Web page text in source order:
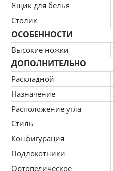
Ящик для белья
Столик
ОСОБЕННОСТИ
Высокие ножки
ДОПОЛНИТЕЛЬНО
Раскладной
Назначение
Расположение угла
Стиль
Конфигурация
Подлокотники
Ортопедическое